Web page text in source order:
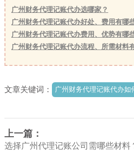
广州财务代理记账代办选哪家？
广州财务代理记账代办好处、费用有哪
广州财务代理记账代办费用、优势有哪
广州财务代理记账代办流程、所需材料
文章关键词： 广州财务代理记账代办如
上一篇：
选择广州代理记账公司需哪些材料